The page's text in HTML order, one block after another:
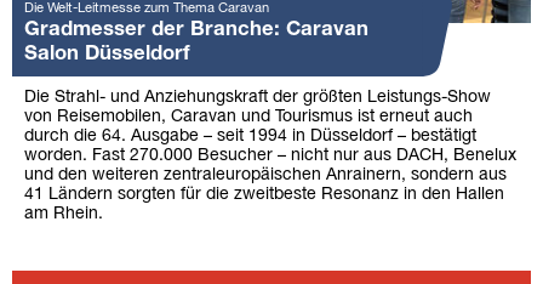
Die Welt-Leitmesse zum Thema Caravan
Gradmesser der Branche: Caravan
Salon Düsseldorf
Die Strahl- und Anziehungskraft der größten Leistungs-Show
von Reisemobilen, Caravan und Tourismus ist erneut auch
durch die 64. Ausgabe – seit 1994 in Düsseldorf – bestätigt
worden. Fast 270.000 Besucher – nicht nur aus DACH, Benelux
und den weiteren zentraleuropäischen Anrainern, sondern aus
41 Ländern sorgten für die zweitbeste Resonanz in den Hallen
am Rhein.